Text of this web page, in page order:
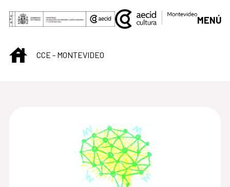
Saltar al contenido principal
MENÚ
INICIOCCE - MONTEVIDEO